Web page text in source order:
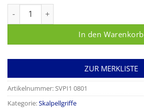
Skalpellgriff Feather Menge
In den Warenkorb
ZUR MERKLISTE
Artikelnummer:SVPI1 0801
Kategorie:Skalpellgriffe